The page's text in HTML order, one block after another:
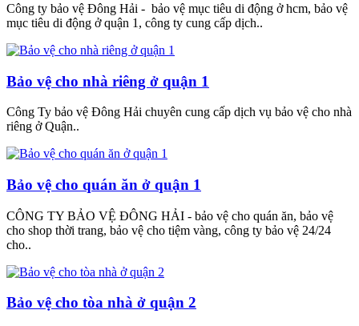
Công ty bảo vệ Đông Hải - bảo vệ mục tiêu di động ở hcm, bảo vệ
mục tiêu di động ở quận 1, công ty cung cấp dịch..
Bảo vệ cho nhà riêng ở quận 1
Công Ty bảo vệ Đông Hải chuyên cung cấp dịch vụ bảo vệ cho nhà
riêng ở Quận..
Bảo vệ cho quán ăn ở quận 1
CÔNG TY BẢO VỆ ĐÔNG HẢI - bảo vệ cho quán ăn, bảo vệ
cho shop thời trang, bảo vệ cho tiệm vàng, công ty bảo vệ 24/24
cho..
Bảo vệ cho tòa nhà ở quận 2